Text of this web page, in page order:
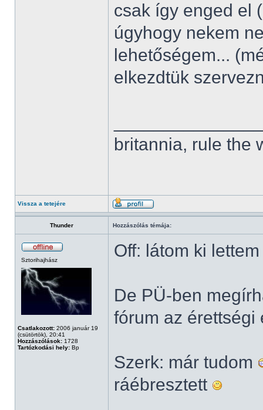
csak így enged el
úgyhogy nekem
lehetőségem...
elkezdtük
britannia, rule the
Vissza a tetejére
Thunder Hozzászólás témája:
Sztorihajhász
Csatlakozott: 2006 január 19
(csütörtök), 20:41
Hozzászólások: 1728
Tartózkodási hely: Bp
Off: látom ki
De PÜ-ben
fórum az
Szerk: már tudom
ráébresztett